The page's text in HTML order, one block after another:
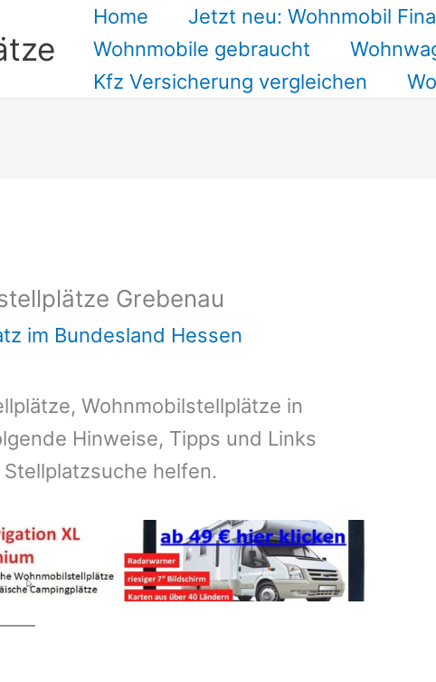
Home
Jetzt neu: Wohnmobil
Wohnmobile gebraucht
Kfz Versicherung vergleichen
Grebenau
im Bundesland Hessen
Wohnmobilstellplätze in
Hinweise, Tipps und Links
helfen.